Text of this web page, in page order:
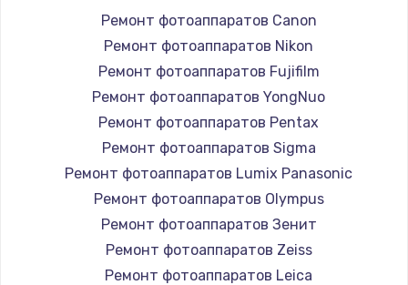
Ремонт фотоаппаратов Canon
Ремонт фотоаппаратов Nikon
Ремонт фотоаппаратов Fujifilm
Ремонт фотоаппаратов YongNuo
Ремонт фотоаппаратов Pentax
Ремонт фотоаппаратов Sigma
Ремонт фотоаппаратов Lumix Panasonic
Ремонт фотоаппаратов Olympus
Ремонт фотоаппаратов Зенит
Ремонт фотоаппаратов Zeiss
Ремонт фотоаппаратов Leica